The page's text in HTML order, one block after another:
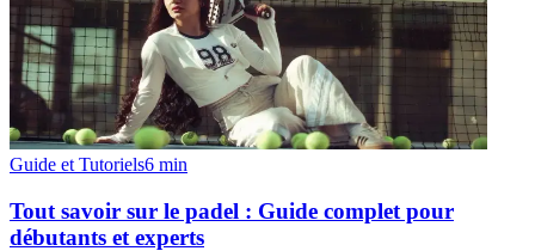
Guide et Tutoriels6 min
Tout savoir sur le padel : Guide complet pour
débutants et experts